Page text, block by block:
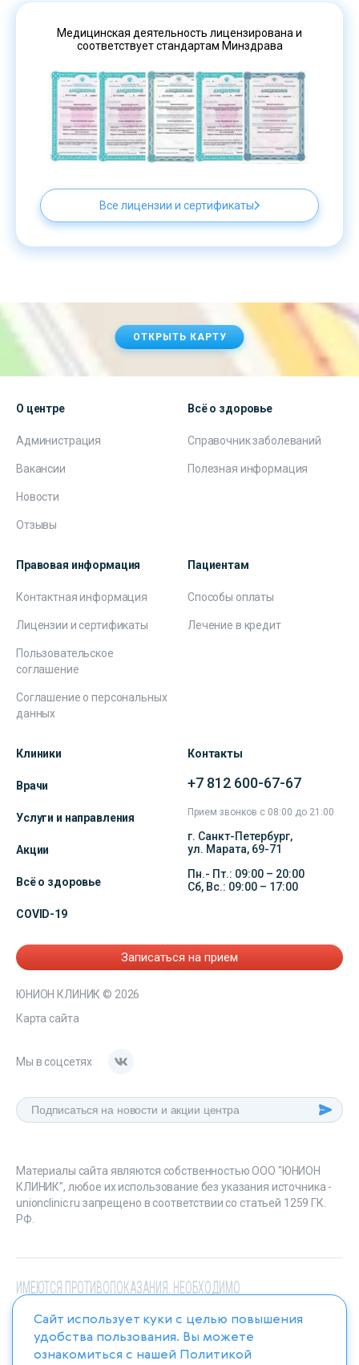
Медицинская деятельность лицензирована и
соответствует стандартам Минздрава
Все лицензии и сертификаты
ОТКРЫТЬ КАРТУ
О центре
Администрация
Вакансии
Новости
Отзывы
Всё о здоровье
Справочник заболеваний
Полезная информация
Правовая информация
Контактная информация
Лицензии и сертификаты
Пользовательское
соглашение
Соглашение о персональных
данных
Пациентам
Способы оплаты
Лечение в кредит
Клиники
Врачи
Услуги и направления
Акции
Всё о здоровье
COVID-19
Контакты
+7 812 600-67-67
Прием звонков с 08:00 до 21:00
г. Санкт-Петербург,
ул. Марата, 69-71
Пн.- Пт.: 09:00 – 20:00
Сб, Вс.: 09:00 – 17:00
Записаться на прием
ЮНИОН КЛИНИК © 2026
Карта сайта
Мы в соцсетях
Материалы сайта являются собственностью ООО "ЮНИОН
КЛИНИК", любое их использование без указания источника -
unionclinic.ru запрещено в соответствии со статьей 1259 ГК.
РФ.
ИМЕЮТСЯ ПРОТИВОПОКАЗАНИЯ. НЕОБХОДИМО
ПРОКОНСУЛЬТИРОВАТЬСЯ СО СПЕЦИАЛИСТОМ
Сайт использует куки с целью повышения
удобства пользования. Вы можете
ознакомиться с нашей Политикой